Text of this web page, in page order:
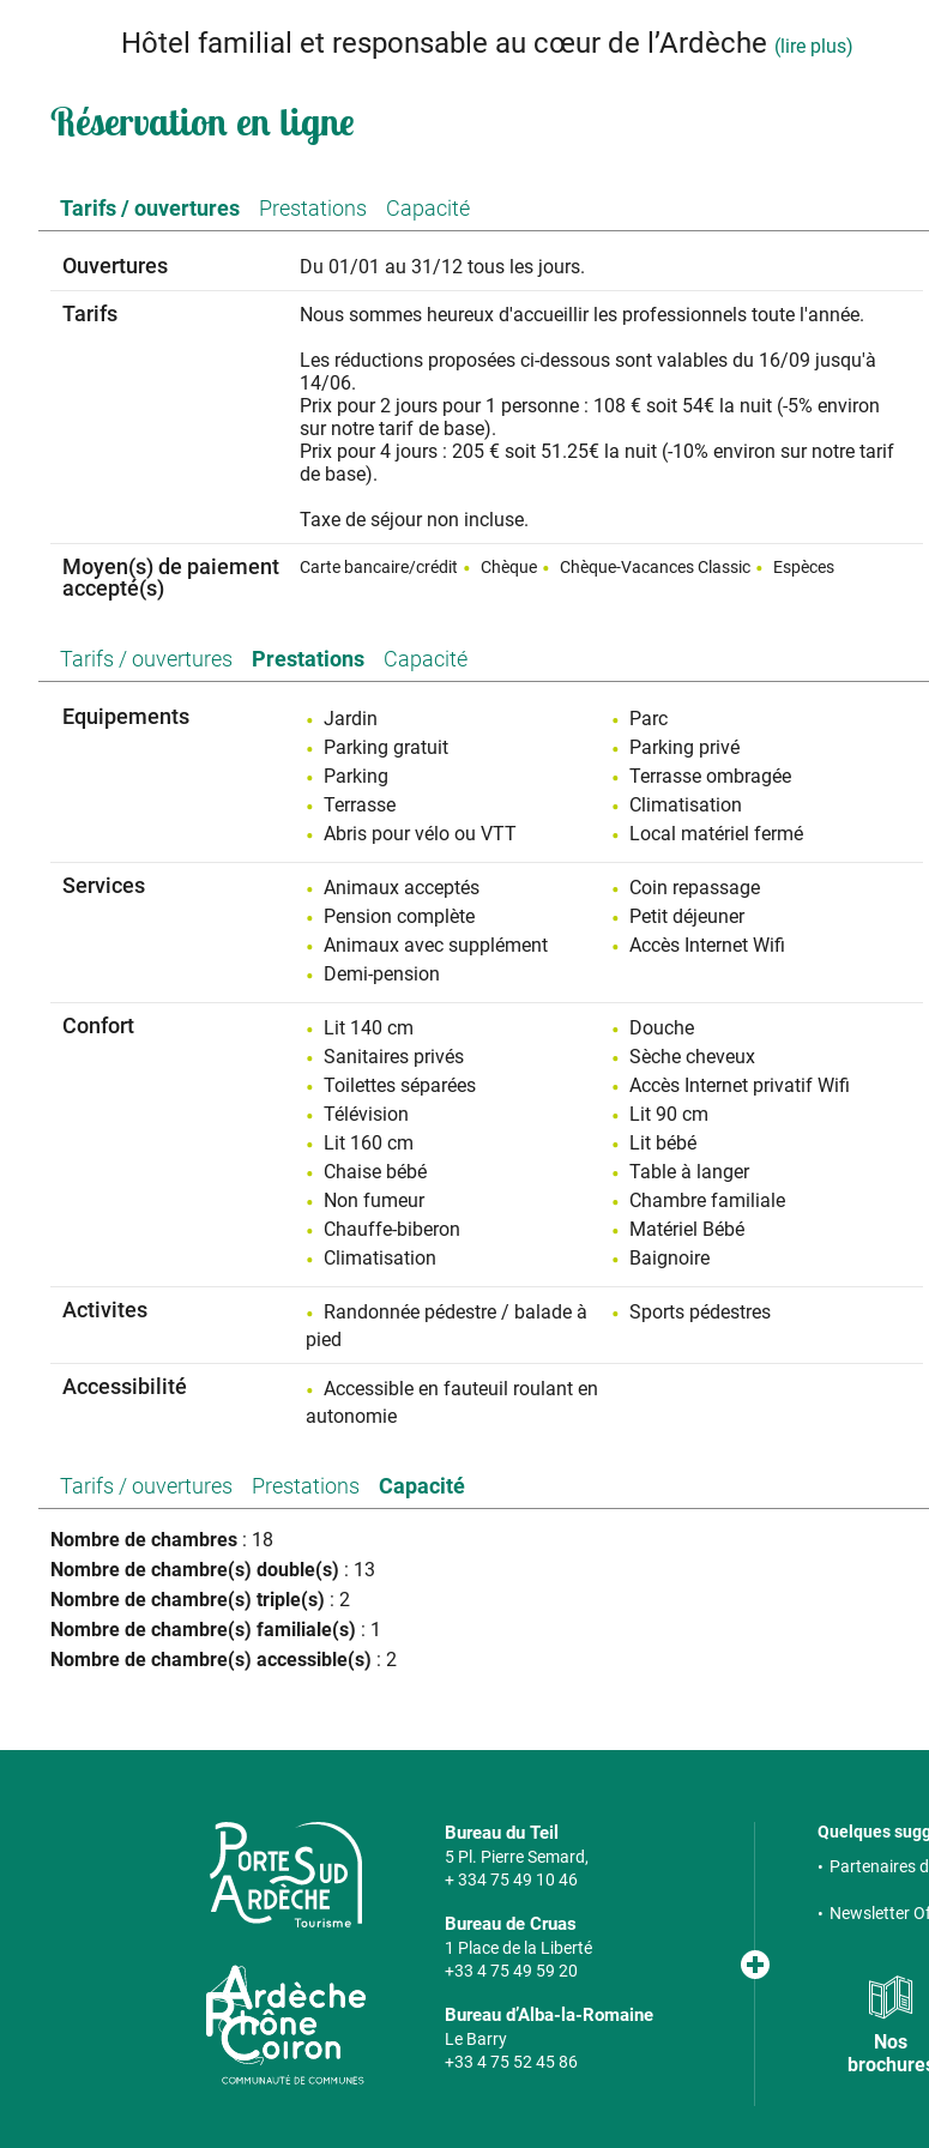
Hôtel familial et responsable au cœur de l’Ardèche (lire plus)
A 15 mn de l'A7. L’accès à la ViaRhôna est à 1 km, la voie douce de la Payre à 500 m. Cycliste,
marcheur, touriste, VRP, rêveur, gourmand, amoureux de la nature, bienvenue ! Hôtel familiale de 18
chambres proposant petit déjeuner maison, accueil vélo avec local sécurisé.
Réservation en ligne
Tarifs / ouvertures Prestations Capacité
Ouvertures Du 01/01 au 31/12 tous les jours.
Tarifs
Nous sommes heureux d'accueillir les professionnels toute l'année.
Les réductions proposées ci-dessous sont valables du 16/09 jusqu'à
14/06.
Prix pour 2 jours pour 1 personne : 108 € soit 54€ la nuit (-5% environ
sur notre tarif de base).
Prix pour 4 jours : 205 € soit 51.25€ la nuit (-10% environ sur notre tarif
de base).
Taxe de séjour non incluse.
Moyen(s) de paiement
accepté(s)
Carte bancaire/crédit Chèque Chèque-Vacances Classic Espèces
Tarifs / ouvertures Prestations Capacité
Equipements Jardin
Parc
Parking gratuit
Parking privé
Parking
Terrasse ombragée
Terrasse
Climatisation
Abris pour vélo ou VTT
Local matériel fermé
Services Animaux acceptés
Coin repassage
Pension complète
Petit déjeuner
Animaux avec supplément
Accès Internet Wifi
Demi-pension
Confort Lit 140 cm
Douche
Sanitaires privés
Sèche cheveux
Toilettes séparées
Accès Internet privatif Wifi
Télévision
Lit 90 cm
Lit 160 cm
Lit bébé
Chaise bébé
Table à langer
Non fumeur
Chambre familiale
Chauffe-biberon
Matériel Bébé
Climatisation
Baignoire
Activites
Randonnée pédestre / balade à
pied
Sports pédestres
Accessibilité
Accessible en fauteuil roulant en
autonomie
Tarifs / ouvertures Prestations Capacité
Nombre de chambres : 18
Nombre de chambre(s) double(s) : 13
Nombre de chambre(s) triple(s) : 2
Nombre de chambre(s) familiale(s) : 1
Nombre de chambre(s) accessible(s) : 2
Bureau du Teil
5 Pl. Pierre Semard,
+ 334 75 49 10 46
Bureau de Cruas
1 Place de la Liberté
+33 4 75 49 59 20
Bureau d’Alba-la-Romaine
Le Barry
+33 4 75 52 45 86
Quelques
Partenaires
Newsletter
Nos